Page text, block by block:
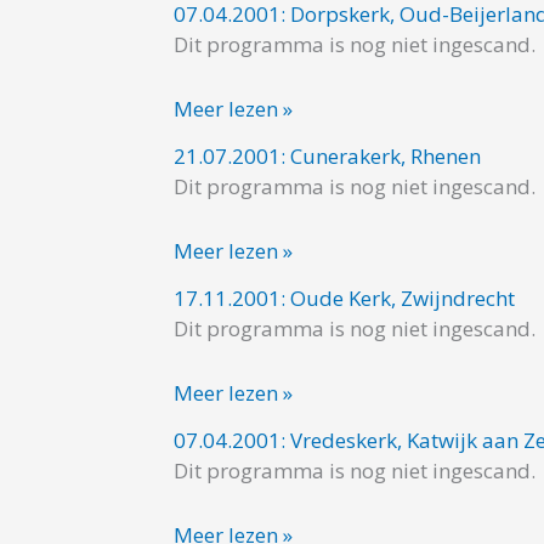
Amsterdam
07.04.2001: Dorpskerk, Oud-
Dit programma is nog niet ingescand.
07.04.2001:
Dorpskerk,
Beijerland
Meer lezen »
21.07.2001: Cunerakerk, Rhenen
Dit programma is nog niet ingescand.
21.07.2001:
Cunerakerk,
Meer lezen »
17.11.2001: Oude Kerk, Zwijndrecht
Dit programma is nog niet ingescand.
17.11.2001:
Oude
Zwijndrecht
Meer lezen »
07.04.2001: Vredeskerk, Katwijk aan
Dit programma is nog niet ingescand.
07.04.2001:
Vredeskerk,
Meer lezen »